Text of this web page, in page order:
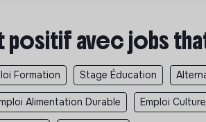
positif avec jobs
Formation Stage Éducation
Alimentation Durable Emploi Culture